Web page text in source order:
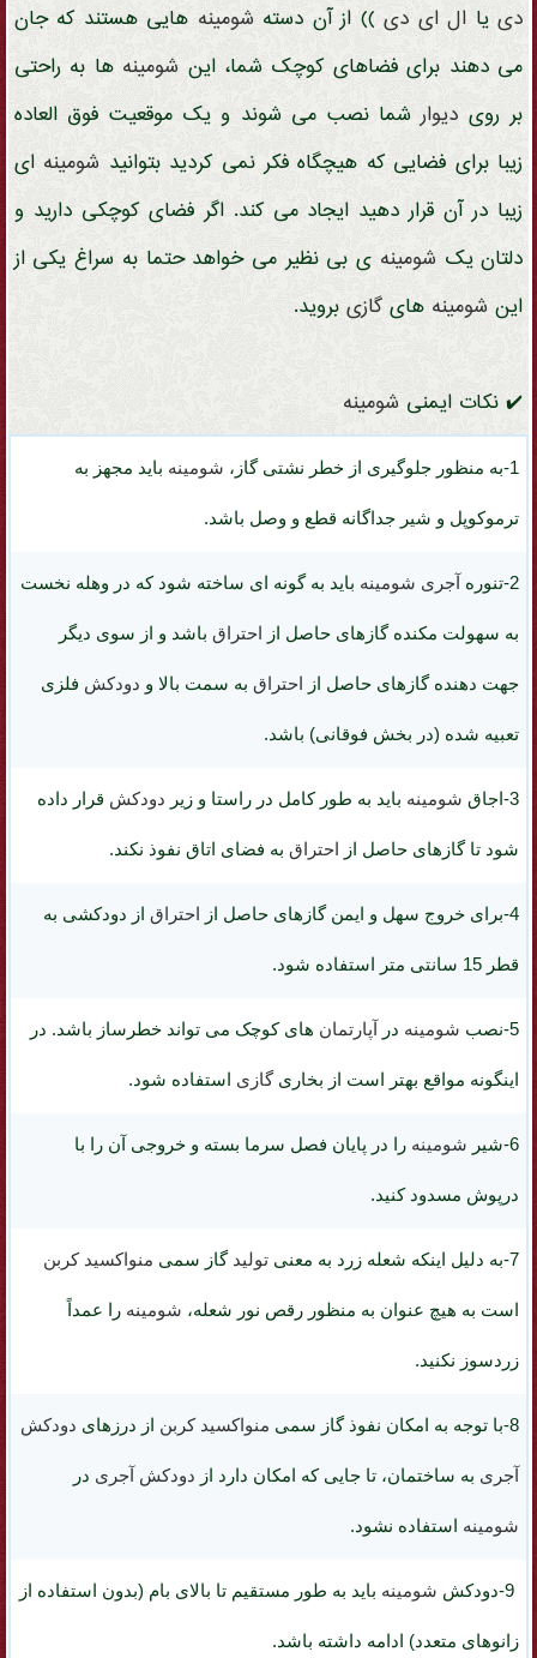
دییا ال ای دی)) از آن دسته شومینه هایی هستند که جان
می دهند برای فضاهای کوچک شما، این شومینه ها به راحتی
بر روی دیوارشما نصب می شوند و یک موقعیت فوق العاده
زیبا برای فضایی که هیچگاه فکر نمی کردید بتوانید شومینه ای
زیبا در آن قرار دهید ایجاد می کند. اگر فضای کوچکی دارید و
دلتان یک شومینه ی بی نظیر می خواهد حتما به سراغ یکی از
این شومینه های گازیبروید.
✔️ نکات ایمنی شومینه
1-به منظور جلوگیری از خطر نشتی گاز، شومینه باید مجهز به
ترموکوپل و شیر جداگانه قطع و وصل باشد.
2- تنوره آجری شومینه باید به گونه ای ساخته شود که در وهله نخست
به سهولت مکنده گازهای حاصل از احتراق باشد و از سوی دیگر
جهت دهنده گازهای حاصل از احتراق به سمت بالا و دودکش فلزی
تعبیه شده (در بخش فوقانی) باشد.
3-اجاق شومینه باید به طور کامل در راستا و زیر دودکش قرار داده
شود تا گازهای حاصل از احتراق به فضای اتاق نفوذ نکند.
4-برای خروج سهل و ایمن گازهای حاصل از احتراق از دودکشی به
قطر 15 سانتی متر استفاده شود.
5-نصب شومینه در آپارتمان های کوچک می تواند خطرساز باشد. در
اینگونه مواقع بهتر است از بخاریگازی استفاده شود.
6-شیر شومینه را در پایان فصل سرما بسته و خروجی آن را با
درپوش مسدود کنید.
7-به دلیل اینکه شعله زرد به معنی تولید گاز سمی منواکسید کربن
است به هیچ عنوان به منظور رقص نور شعله، شومینه را عمداً
زردسوز نکنید.
8-با توجه به امکان نفوذ گاز سمی منواکسید کربن از درزهای دودکش
آجری به ساختمان، تا جایی که امکان دارد از دودکش آجری در
شومینه استفاده نشود.
شومینه باید به طور مستقیم تا بالای بام (بدون استفاده از
زانوهای متعدد) ادامه داشته باشد.